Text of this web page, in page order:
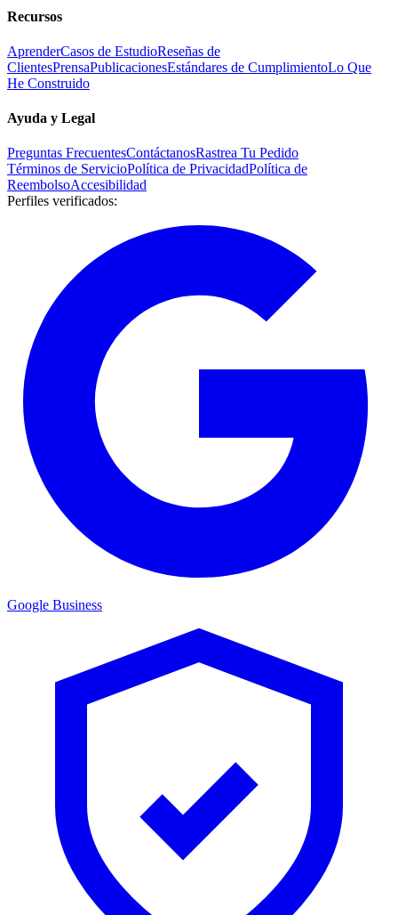
Recursos
AprenderCasos de EstudioReseñas de
ClientesPrensaPublicacionesEstándares de CumplimientoLo Que
He Construido
Ayuda y Legal
Preguntas FrecuentesContáctanosRastrea Tu Pedido
Términos de ServicioPolítica de PrivacidadPolítica de
ReembolsoAccesibilidad
Perfiles verificados:
Google Business